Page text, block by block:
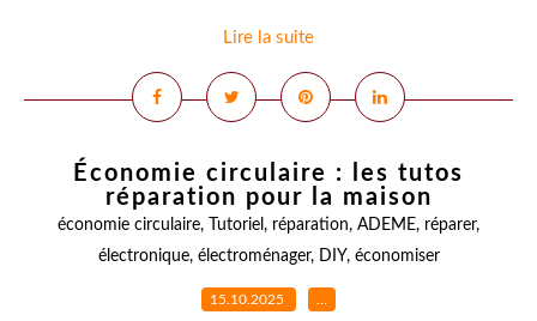
Lire la suite
Économie circulaire : les tutos
réparation pour la maison
économie circulaire, Tutoriel , réparation, ADEME, réparer,
électronique, électroménager, DIY, économiser
15.10.2025 …